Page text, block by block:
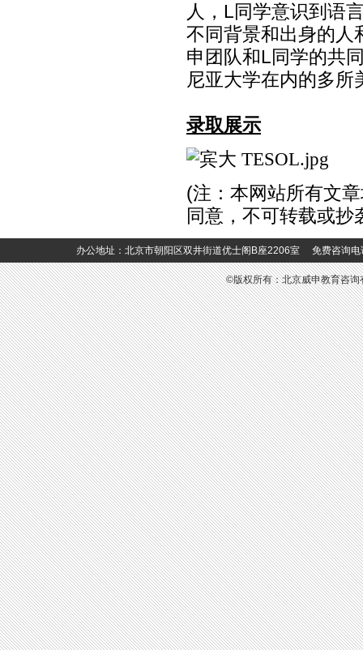
人， L同学意识到语
不同背景和出身的人
申团队和L同学的共
尼亚大学在内的多所
录取展示
(注：本网站所有文
同意，不可转载或抄
办公地址：北京市朝阳区双井街道优士阁B座2206室 免费咨
©版权所有：北京威申教育咨